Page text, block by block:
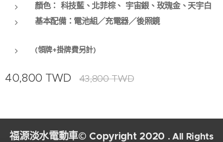
顏色： 科技藍、北菲棕、 宇宙銀、玫瑰金、天宇白
基本配備：電池組／充電器／後照鏡
(領牌+掛牌費另計)
40,800 TWD 43,800TWD
福源淡水電動車© Copyright 2020 . All Rights